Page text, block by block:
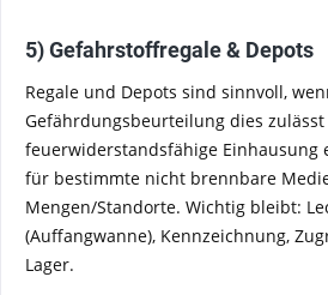
5) Gefahrstoffregale & Depots
Regale und Depots sind sinnvoll,
Gefährdungsbeurteilung dies
feuerwiderstandsfähige Einhausung
für bestimmte nicht brennbare
Mengen/Standorte. Wichtig bleibt:
(Auffangwanne), Kennzeichnung,
Lager.